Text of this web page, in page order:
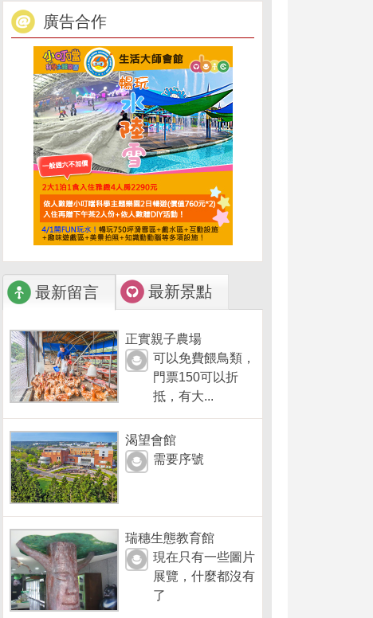
廣告合作
最新留言 最新景點
正實親子農場
可以免費餵鳥類，
門票150可以折
抵，有大...
渴望會館
需要序號
瑞穗生態教育館
現在只有一些圖片
展覽，什麼都沒有
了